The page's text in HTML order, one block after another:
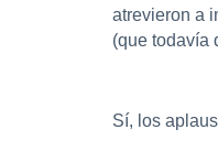
atrevieron a
(que todavía
Sí, los